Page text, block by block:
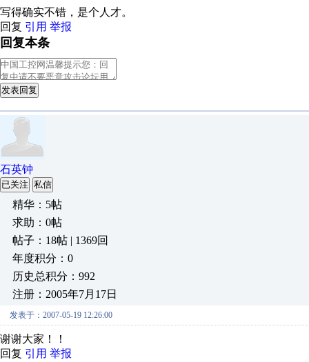
写得确实不错，是个人才。
回复 引用 举报
回复本条
发表回复
石英钟
已关注 私信
精华：5帖
求助：0帖
帖子：18帖 | 1369回
年度积分：0
历史总积分：992
注册：2005年7月17日
发表于：2007-05-19 12:26:00
谢谢大家！！
回复 引用 举报